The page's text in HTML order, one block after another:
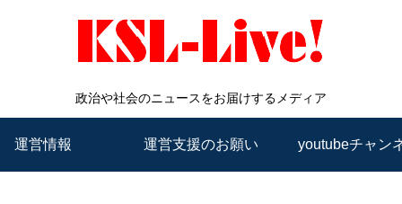
政治や社会のニュースをお届けするメディア
運営情報 運営支援のお願い youtubeチャン